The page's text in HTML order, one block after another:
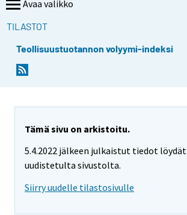
Avaa valikko
TILASTOT
Teollisuustuotannon volyymi-indeksi
Tämä sivu on arkistoitu.
5.4.2022 jälkeen julkaistut tiedot löydät
uudistetulta sivustolta.
Siirry uudelle tilastosivulle